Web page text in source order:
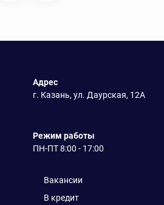
Адрес
г. Казань, ул. Даурская, 12А
Режим работы
ПН-ПТ 8:00 - 17:00
Вакансии
В кредит